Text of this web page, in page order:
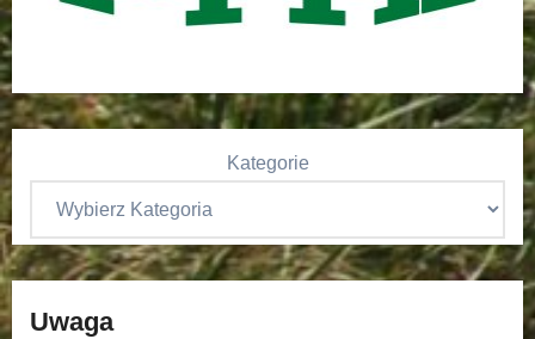
Kategorie
Uwaga